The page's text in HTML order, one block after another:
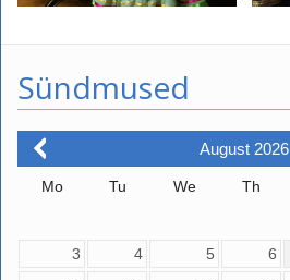
Sündmused
August 2026
Mo Tu We Th
3
4 5 6